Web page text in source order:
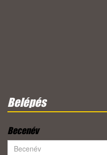
Belépés
Becenév